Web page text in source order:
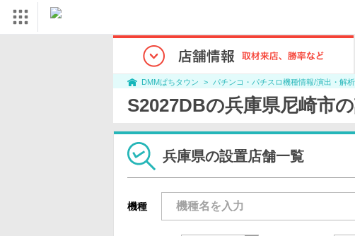
DMMぱちタウン パチンコ・パチスロ機種情報/演出・解
S2027DBの兵庫県尼崎市
兵庫県の設置店舗一覧
機種